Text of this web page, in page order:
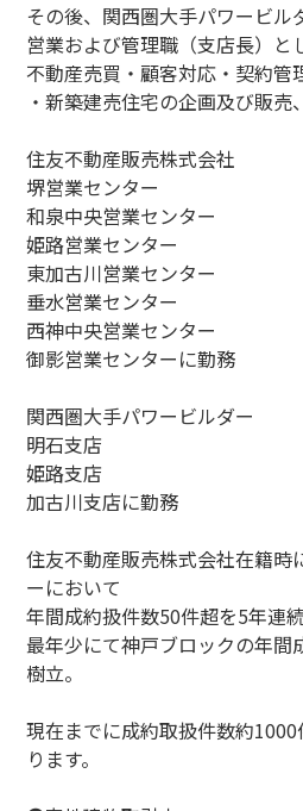
その後、関西圏大手パワービル
営業および管理職（支店長）と
不動産売買・顧客対応・契約管
・新築建売住宅の企画及び販売
住友不動産販売株式会社
堺営業センター
和泉中央営業センター
姫路営業センター
東加古川営業センター
垂水営業センター
西神中央営業センター
御影営業センターに勤務
関西圏大手パワービルダー
明石支店
姫路支店
加古川支店に勤務
住友不動産販売株式会社在籍時
ーにおいて
年間成約扱件数50件超を5年連続
最年少にて神戸ブロックの年間
樹立。
現在までに成約取扱件数約
ります。